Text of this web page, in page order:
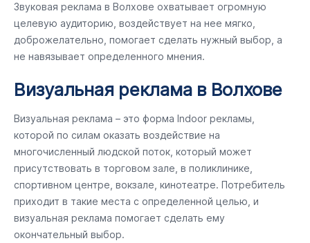
Звуковая реклама в Волхове охватывает огромную
целевую аудиторию, воздействует на нее мягко,
доброжелательно, помогает сделать нужный выбор, а
не навязывает определенного мнения.
Визуальная реклама в Волхове
Визуальная реклама – это форма Indoor рекламы,
которой по силам оказать воздействие на
многочисленный людской поток, который может
присутствовать в торговом зале, в поликлинике,
спортивном центре, вокзале, кинотеатре. Потребитель
приходит в такие места с определенной целью, и
визуальная реклама помогает сделать ему
окончательный выбор.